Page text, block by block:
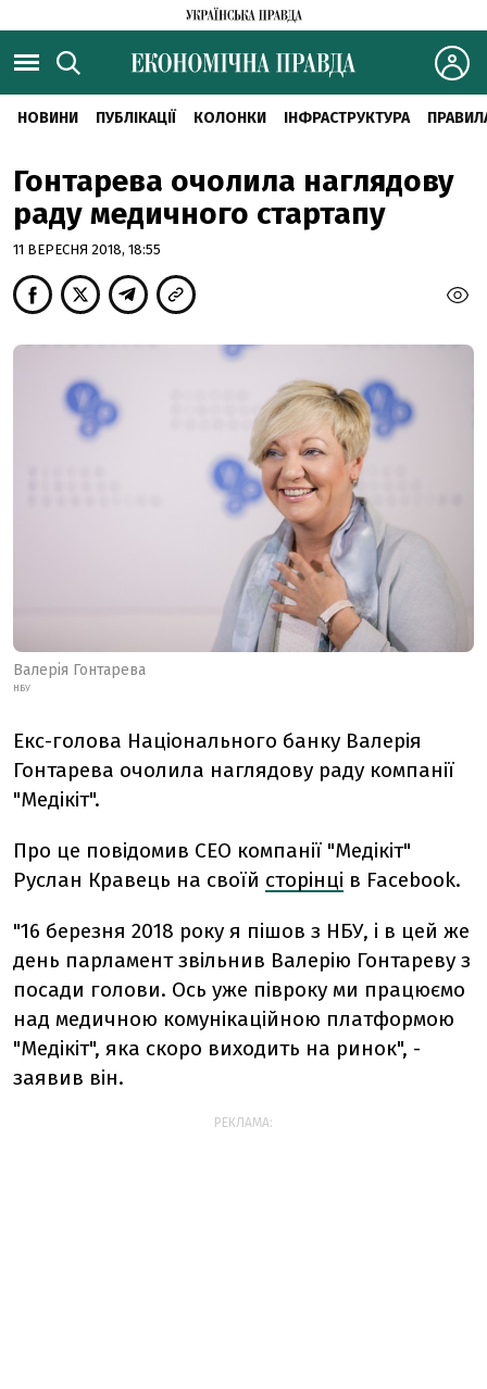
НОВИНИ ПУБЛІКАЦІЇ КОЛОНКИ ІНФРАСТРУКТУРА
Гонтарева очолила наглядову
раду медичного стартапу
11 ВЕРЕСНЯ 2018, 18:55
Валерія Гонтарева
НБУ
Екс-голова Національного банку Валерія
Гонтарева очолила наглядову раду компанії
"Медікіт".
Про це повідомив CEO компанії "Медікіт"
Руслан Кравець на своїй сторінці в Facebook.
"16 березня 2018 року я пішов з НБУ, і в цей же
день парламент звільнив Валерію Гонтареву з
посади голови. Ось уже півроку ми працюємо
над медичною комунікаційною платформою
"Медікіт", яка скоро виходить на ринок", -
заявив він.
РЕКЛАМА: